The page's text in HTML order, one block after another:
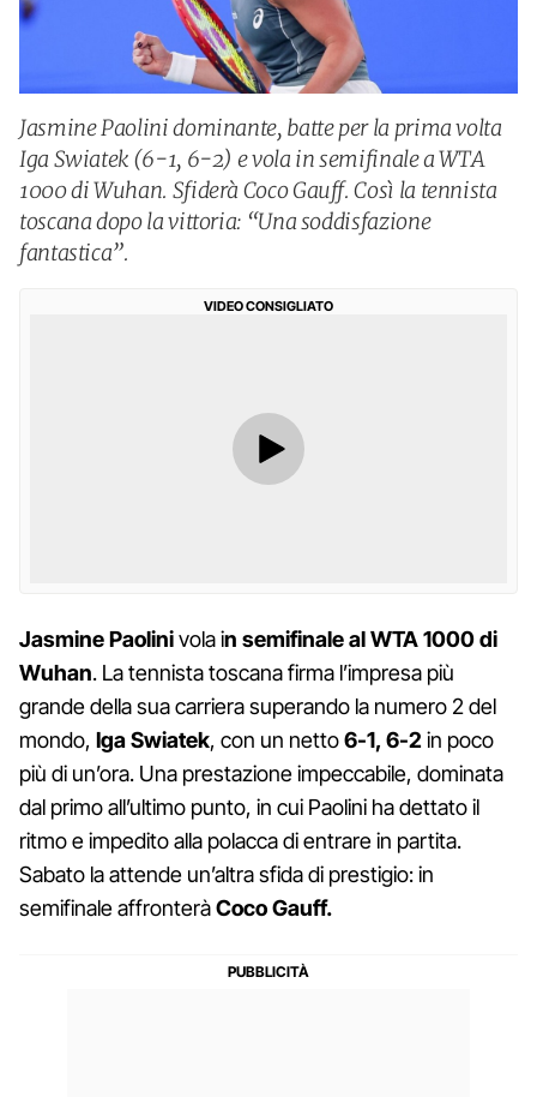
Jasmine Paolini dominante, batte per la prima volta
Iga Swiatek (6-1, 6-2) e vola in semifinale a WTA
1000 di Wuhan. Sfiderà Coco Gauff. Così la tennista
toscana dopo la vittoria: “Una soddisfazione
fantastica”.
VIDEO CONSIGLIATO
Jasmine Paolinivola in semifinale al WTA 1000 di
Wuhan. La tennista toscana firma l’impresa più
grande della sua carriera superando la numero 2 del
mondo, Iga Swiatek, con un netto6-1, 6-2in poco
più di un’ora. Una prestazione impeccabile, dominata
dal primo all’ultimo punto, in cui Paolini ha dettato il
ritmo e impedito alla polacca di entrare in partita.
Sabato la attende un’altra sfida di prestigio: in
semifinale affronteràCoco Gauff.